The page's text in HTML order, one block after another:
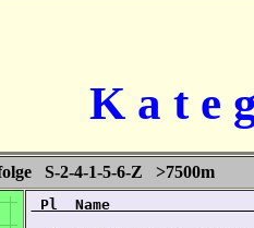
K a t e
S-2-4-1-5-6-Z >7500m
Pl  Name